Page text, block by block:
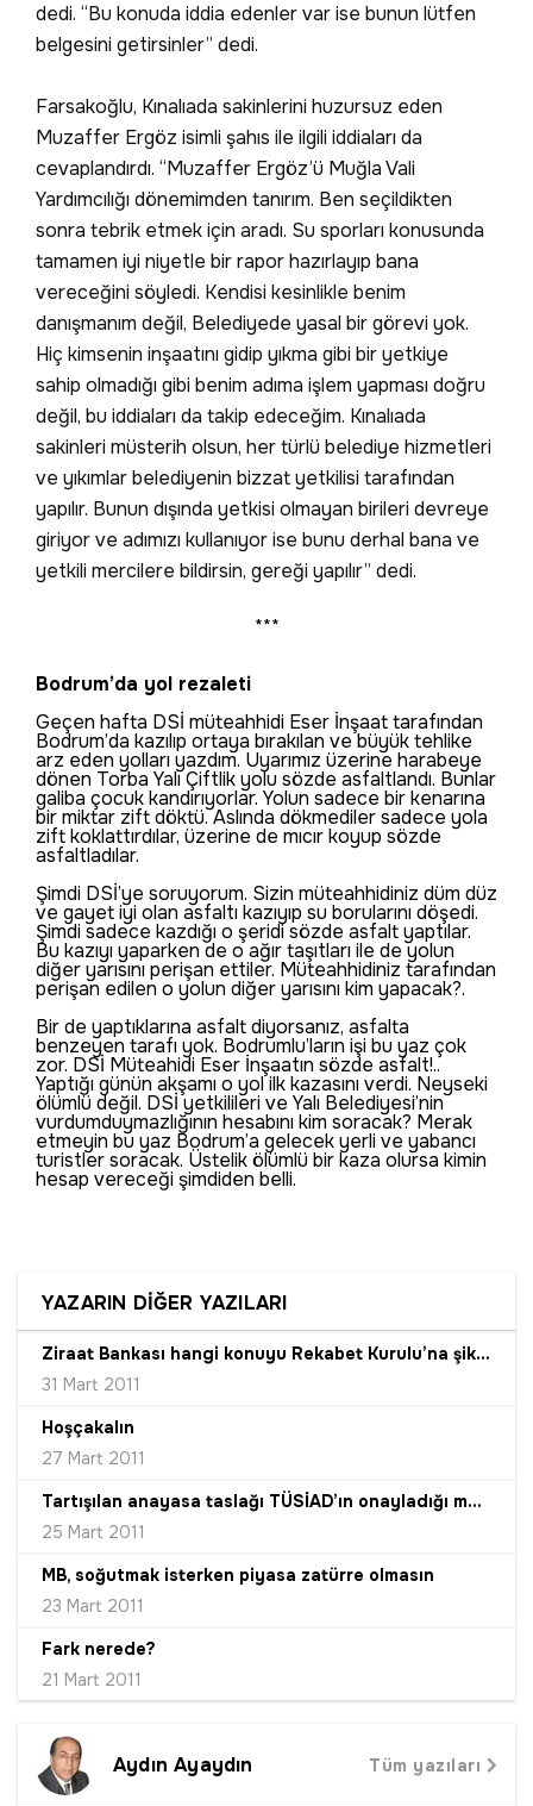
dedi. “Bu konuda iddia edenler var ise bunun lütfen
belgesini getirsinler” dedi.
Farsakoğlu, Kınalıada sakinlerini huzursuz eden
Muzaffer Ergöz isimli şahıs ile ilgili iddiaları da
cevaplandırdı. “Muzaffer Ergöz’ü Muğla Vali
Yardımcılığı dönemimden tanırım. Ben seçildikten
sonra tebrik etmek için aradı. Su sporları konusunda
tamamen iyi niyetle bir rapor hazırlayıp bana
vereceğini söyledi. Kendisi kesinlikle benim
danışmanım değil, Belediyede yasal bir görevi yok.
Hiç kimsenin inşaatını gidip yıkma gibi bir yetkiye
sahip olmadığı gibi benim adıma işlem yapması doğru
değil, bu iddiaları da takip edeceğim. Kınalıada
sakinleri müsterih olsun, her türlü belediye hizmetleri
ve yıkımlar belediyenin bizzat yetkilisi tarafından
yapılır. Bunun dışında yetkisi olmayan birileri devreye
giriyor ve adımızı kullanıyor ise bunu derhal bana ve
yetkili mercilere bildirsin, gereği yapılır” dedi.
***
Bodrum’da yol rezaleti
Geçen hafta DSİ müteahhidi Eser İnşaat tarafından
Bodrum’da kazılıp ortaya bırakılan ve büyük tehlike
arz eden yolları yazdım. Uyarımız üzerine harabeye
dönen Torba Yalı Çiftlik yolu sözde asfaltlandı. Bunlar
galiba çocuk kandırıyorlar. Yolun sadece bir kenarına
bir miktar zift döktü. Aslında dökmediler sadece yola
zift koklattırdılar, üzerine de mıcır koyup sözde
asfaltladılar.
Şimdi DSİ’ye soruyorum. Sizin müteahhidiniz düm düz
ve gayet iyi olan asfaltı kazıyıp su borularını döşedi.
Şimdi sadece kazdığı o şeridi sözde asfalt yaptılar.
Bu kazıyı yaparken de o ağır taşıtları ile de yolun
diğer yarısını perişan ettiler. Müteahhidiniz tarafından
perişan edilen o yolun diğer yarısını kim yapacak?.
Bir de yaptıklarına asfalt diyorsanız, asfalta
benzeyen tarafı yok. Bodrumlu’ların işi bu yaz çok
zor. DSİ Müteahidi Eser İnşaatın sözde asfalt!..
Yaptığı günün akşamı o yol ilk kazasını verdi. Neyseki
ölümlü değil. DSİ yetkilileri ve Yalı Belediyesi’nin
vurdumduymazlığının hesabını kim soracak? Merak
etmeyin bu yaz Bodrum’a gelecek yerli ve yabancı
turistler soracak. Üstelik ölümlü bir kaza olursa kimin
hesap vereceği şimdiden belli.
YAZARIN DİĞER YAZILARI
Ziraat Bankası hangi konuyu Rekabet Kurulu’na şikâyet etti?
31 Mart 2011
Hoşçakalın
27 Mart 2011
Tartışılan anayasa taslağı TÜSİAD’ın onayladığı metin değil
25 Mart 2011
MB, soğutmak isterken piyasa zatürre olmasın
23 Mart 2011
Fark nerede?
21 Mart 2011
Aydın Ayaydın Tüm yazıları